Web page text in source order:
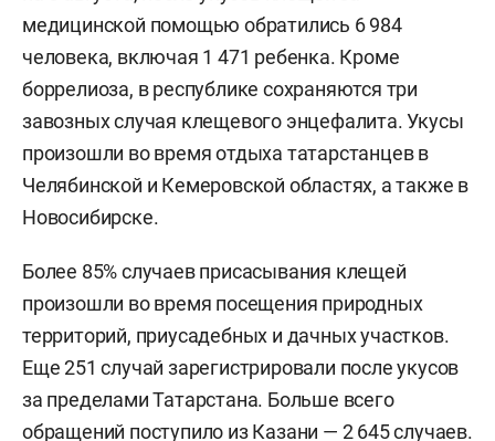
медицинской помощью обратились 6 984
человека, включая 1 471 ребенка. Кроме
боррелиоза, в республике сохраняются три
завозных случая клещевого энцефалита. Укусы
произошли во время отдыха татарстанцев в
Челябинской и Кемеровской областях, а также в
Новосибирске.
Более 85% случаев присасывания клещей
произошли во время посещения природных
территорий, приусадебных и дачных участков.
Еще 251 случай зарегистрировали после укусов
за пределами Татарстана. Больше всего
обращений поступило из Казани — 2 645 случаев.